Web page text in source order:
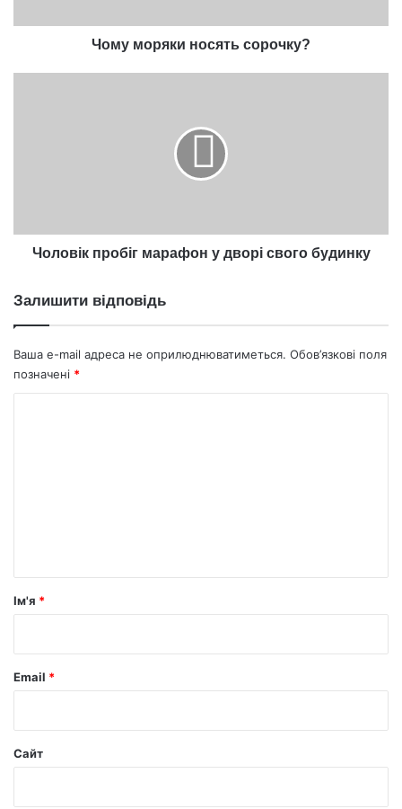
Чому моряки носять сорочку?
Чоловік пробіг марафон у дворі свого будинку
Залишити відповідь
Ваша e-mail адреса не оприлюднюватиметься. Обов’язкові поля
позначені *
рІм'я *
Email *
Сайт